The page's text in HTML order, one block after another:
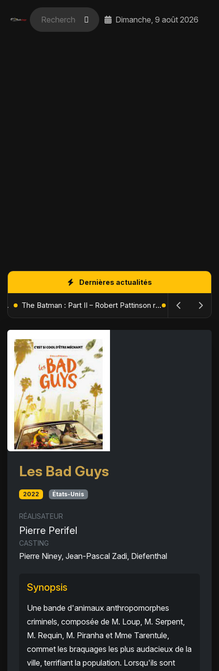
Dimanche, 9 août 2026
Dernières actualités
L'Âge de Glace : Le Réveil du Volcan – Manny, Sid et Diego de retour pour une aventure explosive The Batman : Part II – Robert Pattinson replonge dans les ténèbres de Gotham dès octobre 2027
Les Bad Guys
2022 États-Unis
RÉALISATEUR
Pierre Perifel
CASTING
Pierre Niney, Jean-Pascal Zadi, Diefenthal
Synopsis
Une bande d'animaux anthropomorphes
criminels, composée de M. Loup, M. Serpent,
M. Requin, M. Piranha et Mme Tarentule,
commet les braquages les plus audacieux de la
ville, terrifiant la population. Lorsqu'ils sont